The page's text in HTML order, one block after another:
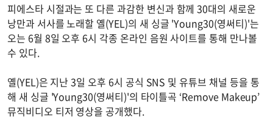
피에스타 시절과는 또 다른 과감한 변신과 함께 30대의 새로운
낭만과 서사를 노래할 옐(YEL)의 새 싱글 'Young30(영써티)'는
오는 6월 8일 오후 6시 각종 온라인 음원 사이트를 통해 만나볼
수 있다.
옐(YEL)은 지난 3일 오후 6시 공식 SNS 및 유튜브 채널 등을 통
해 새 싱글 'Young30(영써티)'의 타이틀곡 ‘Remove Makeup’
뮤직비디오 티저 영상을 공개했다.